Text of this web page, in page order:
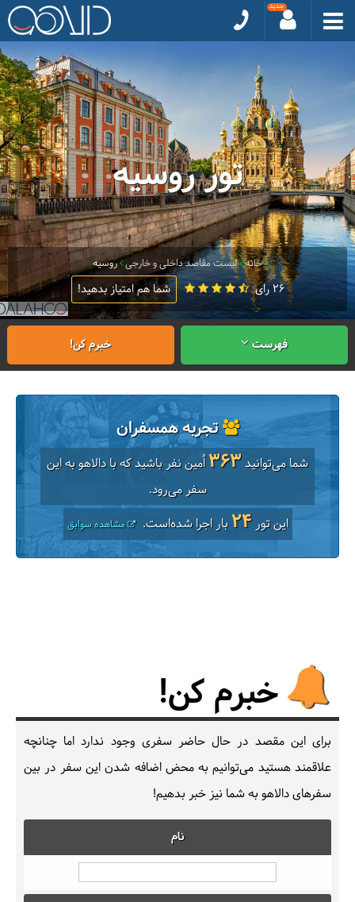
تور روسیه
خانه لیست مقاصد داخلی و خارجی روسیه
26 رای شما هم امتیاز بدهید!
فهرست خبرم کن!
تجربه همسفران
شما می‌توانید363اُمین نفر باشید که با دالاهو به این
سفر می‌رود.
این تور24بار اجرا شده‌است. مشاهده سوابق
خبرم کن!
برای این مقصد در حال حاضر سفری وجود ندارد اما چنانچه
علاقمند هستید می‌توانیم به محض اضافه شدن این سفر در بین
سفرهای دالاهو به شما نیز خبر بدهیم!
نام